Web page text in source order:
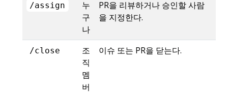
/assign
누
구
나
PR을 리뷰하거나 승인할 사람
을 지정한다.
/close
조
직
멤
버
이슈 또는 PR을 닫는다.